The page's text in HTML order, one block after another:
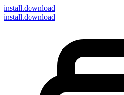
install.download
install.download